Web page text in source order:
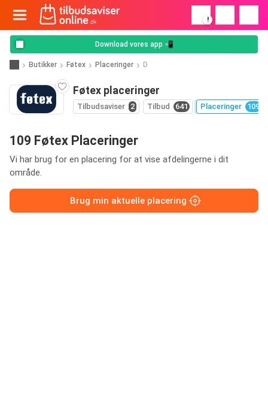
!
Download vores app 📲
Butikker Føtex Placeringer D
Føtex placeringer
Tilbudsaviser 2 Tilbud 641 Placeringer 109
109 Føtex Placeringer
Vi har brug for en placering for at vise afdelingerne i dit
område.
Brug min aktuelle placering